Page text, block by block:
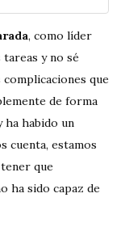
, como líder
y no sé
que
de forma
ha habido un
cuenta, estamos
que
ha sido capaz de